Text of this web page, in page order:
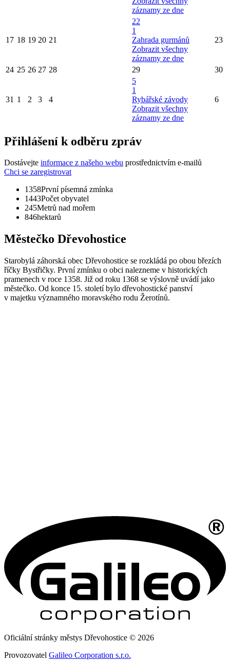
záznamy ze dne
17 18 19 20 21
22
1
Zahrada gurmánů
Zobrazit všechny
záznamy ze dne
23
24 25 26 27 28 29 30
31 1 2 3 4
5
1
Rybářské závody
Zobrazit všechny
záznamy ze dne
6
Přihlášení k odběru zpráv
Dostávejte informace z našeho webu prostřednictvím e-mailů
Chci se zaregistrovat
1358První písemná zmínka
1443Počet obyvatel
245Metrů nad mořem
846hektarů
Městečko Dřevohostice
Starobylá záhorská obec Dřevohostice se rozkládá po obou březích
říčky Bystřičky. První zmínku o obci nalezneme v historických
pramenech v roce 1358. Již od roku 1368 se výslovně uvádí jako
městečko. Od konce 15. století bylo dřevohostické panství
v majetku významného moravského rodu Žerotínů.
Oficiální stránky městys Dřevohostice © 2026
Provozovatel Galileo Corporation s.r.o.